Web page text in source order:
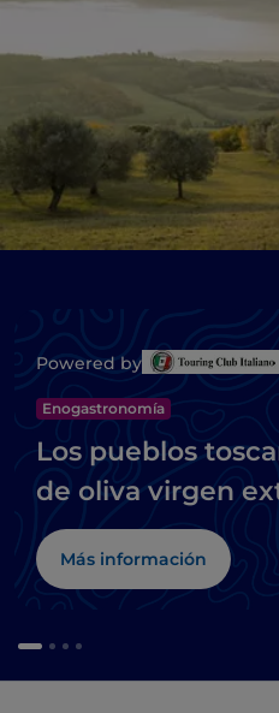
Powered by
Enogastronomía
Los pueblos
de oliva virgen
Más información